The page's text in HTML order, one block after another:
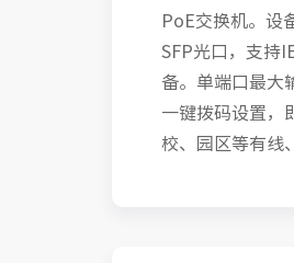
PoE交换机。设
SFP光口，支持
备。单端口最大
一键拨码设置，
校、园区等有线